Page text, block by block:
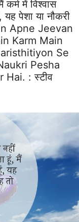
में विश्वास
यह पेशा या नौकरी
Apne Jeevan
Karm Main
Se
Pesha
Hai. :स्टीव